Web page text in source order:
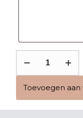
zakje
met
naam
Toevoegen